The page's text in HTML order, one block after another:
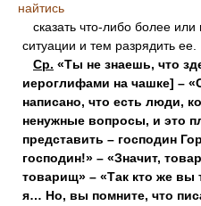
найтись
сказать что-либо более
ситуации и тем разрядить ее.
Ср. «Ты не знаешь, что
иероглифами на чашке] –
написано, что есть люди,
ненужные вопросы, и это
представить – господин
господин!» – «Значит,
товарищ» – «Так кто же вы
я… Но, вы помните, что